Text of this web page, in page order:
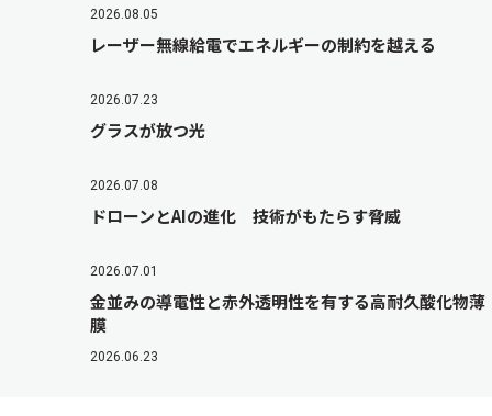
2026.08.05
レーザー無線給電でエネルギーの制約を越える
2026.07.23
グラスが放つ光
2026.07.08
ドローンとAIの進化 技術がもたらす脅威
2026.07.01
金並みの導電性と赤外透明性を有する高耐久酸化物薄
膜
2026.06.23